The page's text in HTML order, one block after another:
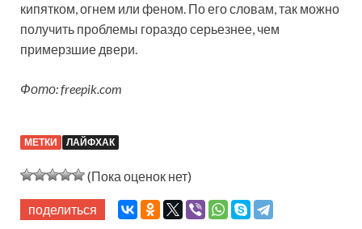
кипятком, огнем или феном. По его словам, так можно
получить проблемы гораздо серьезнее, чем
примерзшие двери.
Фото: freepik.com
МЕТКИ ЛАЙФХАК
(Пока оценок нет)
поделиться